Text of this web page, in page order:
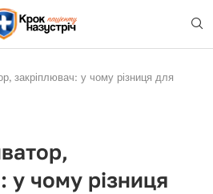
закріплювач: у чому різниця для
у чому різниця